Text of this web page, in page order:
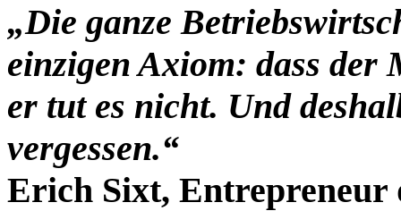
„Die ganze
einzigen Axiom: dass der
er tut es nicht. Und
vergessen.“
Erich Sixt, Entrepreneur